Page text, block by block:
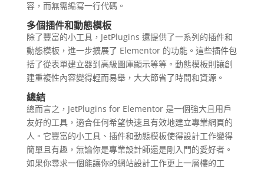
容，而無需編寫一行代碼。
多個插件和動態模板
除了豐富的小工具，JetPlugins 還提供了一系列的插件和
動態模板，進一步擴展了 Elementor 的功能。這些插件包
括了從表單建立器到高級圖庫顯示等等。動態模板則讓創
建重複性內容變得輕而易舉，大大節省了時間和資源。
總結
總而言之，JetPlugins for Elementor 是一個強大且用戶
友好的工具，適合任何希望快速且有效地建立專業網頁的
人。它豐富的小工具、插件和動態模板使得設計工作變得
簡單且有趣，無論你是專業設計師還是剛入門的愛好者。
如果你尋求一個能讓你的網站設計工作更上一層樓的工